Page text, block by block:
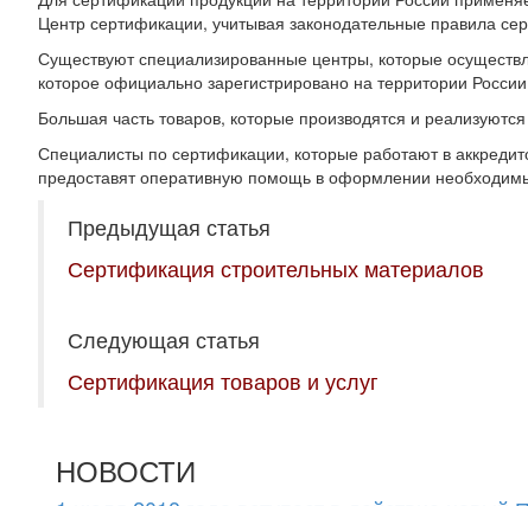
Центр сертификации, учитывая законодательные правила
Существуют специализированные центры, которые
которое официально зарегистрировано на территории
Большая часть товаров, которые производятся и
Специалисты по сертификации, которые работают в
предоставят оперативную помощь в оформлении
Предыдущая статья
Сертификация строительных материалов
Следующая статья
Сертификация товаров и услуг
НОВОСТИ